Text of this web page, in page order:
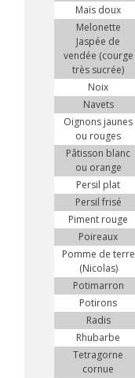
Maïs doux
Melonette
Jaspée de
vendée (courge
très sucrée)
Noix
Navets
Oignons jaunes
ou rouges
Pâtisson blanc
ou orange
Persil plat
Persil frisé
Piment rouge
Poireaux
Pomme de terre
(Nicolas)
Potimarron
Potirons
Radis
Rhubarbe
Tetragorne
cornue